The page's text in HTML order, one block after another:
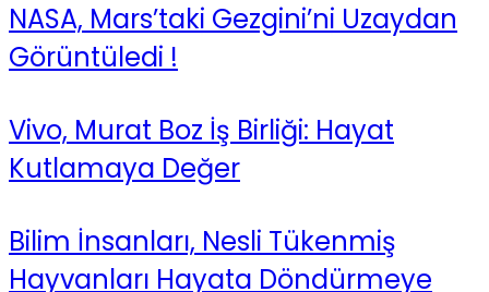
NASA, Mars’taki Gezgini’ni Uzaydan
Görüntüledi !
Vivo, Murat Boz İş Birliği: Hayat
Kutlamaya Değer
Bilim İnsanları, Nesli Tükenmiş
Hayvanları Hayata Döndürmeye